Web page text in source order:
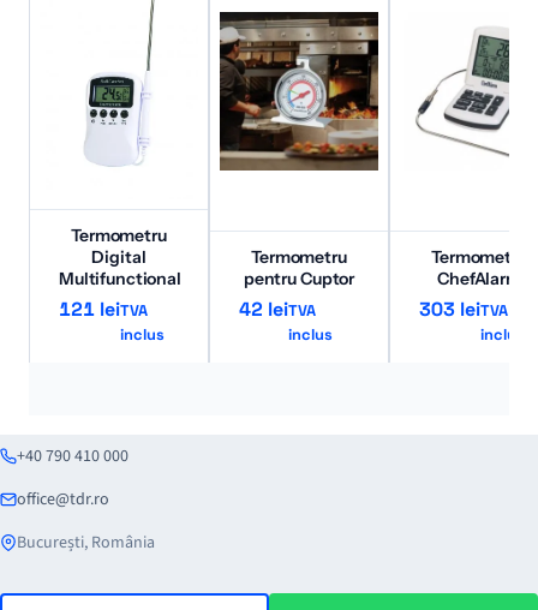
Termometru
Digital
Multifunctional
121 leiTVA
inclus
Termometru
pentru Cuptor
42 leiTVA
inclus
Termometru
ChefAlarm
303 leiTVA
inclus
+40 790 410 000
office@tdr.ro
București, România